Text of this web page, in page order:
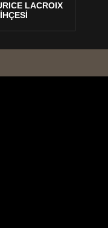
LACROIX